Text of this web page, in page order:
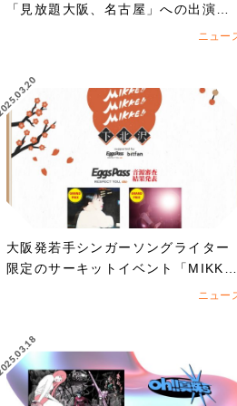
「見放題大阪、名古屋」への出演を
賭けたEggs Pass オーディションが
ニュー
2025.03.20
大阪発若手シンガーソングライター
限定のサーキットイベント「MIKK
E!!MIKKE!!MIKKE!!2025下北沢」
ニュー
2025.03.18